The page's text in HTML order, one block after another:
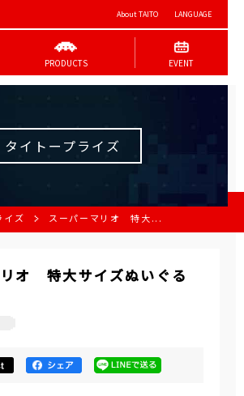
About TAITO LANGUAGE
PRODUCTS EVENT
タイトープライズ
イズ スーパーマリオ 特大...
オ 特大サイズぬいぐる